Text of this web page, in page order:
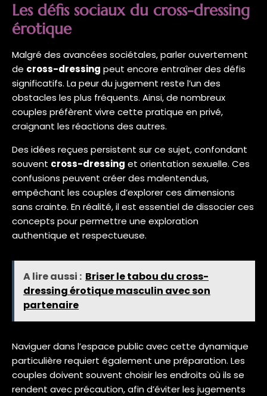
Les défis sociaux du cross-dressing
érotique
Malgré des avancées sociétales, parler ouvertement
de cross-dressing peut encore entraîner des défis
significatifs. La peur du jugement reste l’un des
obstacles les plus fréquents. Ainsi, de nombreux
couples préfèrent vivre cette pratique en privé,
craignant les réactions des autres.
Des idées reçues persistent sur ce sujet, confondant
souvent cross-dressing et orientation sexuelle. Ces
confusions peuvent créer des malentendus,
empêchant les couples d’explorer ces dimensions
sans crainte. En réalité, il est essentiel de dissocier ces
concepts pour permettre une exploration
authentique et respectueuse.
A lire aussi : Briser le tabou du cross-
dressing érotique masculin avec son
partenaire
Naviguer dans l’espace public avec cette dynamique
particulière requiert également une préparation. Les
couples doivent souvent choisir les endroits où ils se
rendent avec précaution, afin d’éviter les jugements